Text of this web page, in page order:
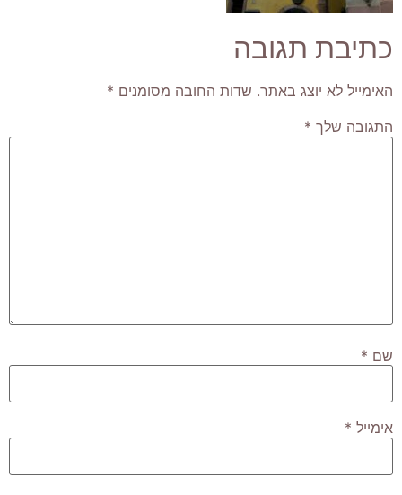
כתיבת תגובה
האימייל לא יוצג באתר. שדות החובה מסומנים *
התגובה שלך *
שם *
אימייל *